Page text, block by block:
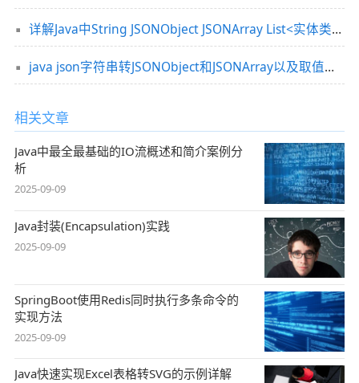
详解Java中String JSONObject JSONArray List<实体类>转换
java json字符串转JSONObject和JSONArray以及取值的实例
相关文章
Java中最全最基础的IO流概述和简介案例分
析
2025-09-09
Java封装(Encapsulation)实践
2025-09-09
SpringBoot使用Redis同时执行多条命令的
实现方法
2025-09-09
Java快速实现Excel表格转SVG的示例详解